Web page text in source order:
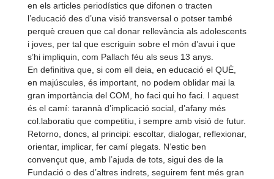
en els articles periodístics que difonen o tracten
l’educació des d’una visió transversal o potser també
perquè creuen que cal donar rellevància als adolescents
i joves, per tal que escriguin sobre el món d’avui i que
s’hi impliquin, com Pallach féu als seus 13 anys.
En definitiva que, si com ell deia, en educació el QUÈ,
en majúscules, és important, no podem oblidar mai la
gran importància del COM, ho faci qui ho faci. I aquest
és el camí: tarannà d’implicació social, d’afany més
col.laboratiu que competitiu, i sempre amb visió de futur.
Retorno, doncs, al principi: escoltar, dialogar, reflexionar,
orientar, implicar, fer camí plegats. N’estic ben
convençut que, amb l’ajuda de tots, sigui des de la
Fundació o des d’altres indrets, seguirem fent més gran